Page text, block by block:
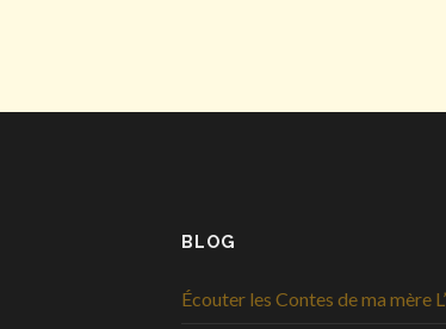
BLOG
Écouter les Contes de ma mère